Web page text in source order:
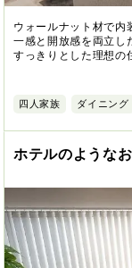
ウォールナット材で内
一感と開放感を両立し
すっきりとした理想の
四人家族 ダイニング
ホテルのような